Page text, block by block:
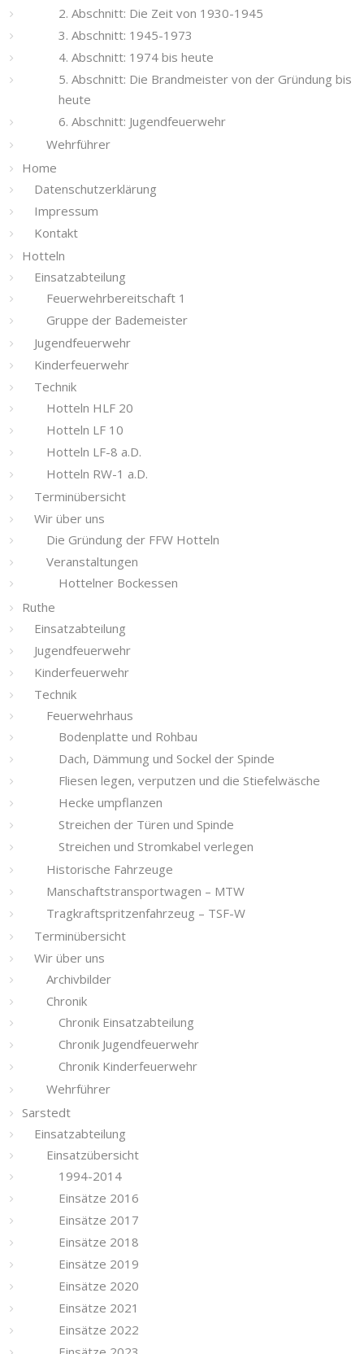
2. Abschnitt: Die Zeit von 1930-1945
3. Abschnitt: 1945-1973
4. Abschnitt: 1974 bis heute
5. Abschnitt: Die Brandmeister von der Gründung bis
heute
6. Abschnitt: Jugendfeuerwehr
Wehrführer
Home
Datenschutzerklärung
Impressum
Kontakt
Hotteln
Einsatzabteilung
Feuerwehrbereitschaft 1
Gruppe der Bademeister
Jugendfeuerwehr
Kinderfeuerwehr
Technik
Hotteln HLF 20
Hotteln LF 10
Hotteln LF-8 a.D.
Hotteln RW-1 a.D.
Terminübersicht
Wir über uns
Die Gründung der FFW Hotteln
Veranstaltungen
Hottelner Bockessen
Ruthe
Einsatzabteilung
Jugendfeuerwehr
Kinderfeuerwehr
Technik
Feuerwehrhaus
Bodenplatte und Rohbau
Dach, Dämmung und Sockel der Spinde
Fliesen legen, verputzen und die Stiefelwäsche
Hecke umpflanzen
Streichen der Türen und Spinde
Streichen und Stromkabel verlegen
Historische Fahrzeuge
Manschaftstransportwagen – MTW
Tragkraftspritzenfahrzeug – TSF-W
Terminübersicht
Wir über uns
Archivbilder
Chronik
Chronik Einsatzabteilung
Chronik Jugendfeuerwehr
Chronik Kinderfeuerwehr
Wehrführer
Sarstedt
Einsatzabteilung
Einsatzübersicht
1994-2014
Einsätze 2016
Einsätze 2017
Einsätze 2018
Einsätze 2019
Einsätze 2020
Einsätze 2021
Einsätze 2022